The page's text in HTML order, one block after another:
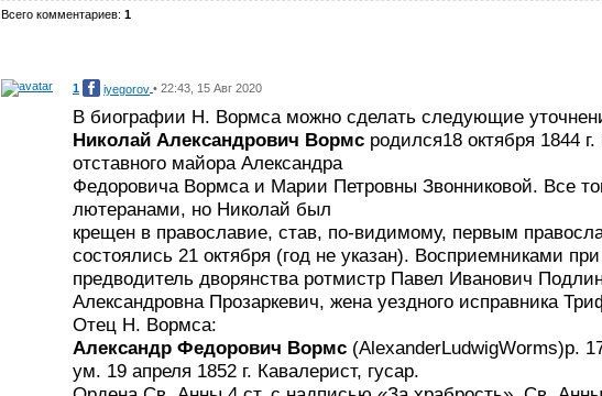
Всего комментариев: 1
1 iyegorov • 22:43, 15 Авг 2020
В биографии Н. Вормса можно сделать следующие
Николай Александрович Вормс родился18 октября 1844
отставного майора Александра
Федоровича Вормса и Марии Петровны Звонниковой. Все
лютеранами, но Николай был
крещен в православие, став, по-видимому, первым
состоялись 21 октября (год не указан). Восприемниками
предводитель дворянства ротмистр Павел Иванович
Александровна Прозаркевич, жена уездного исправника
Отец Н. Вормса:
Александр Федорович Вормс (AlexanderLudwigWorms)р.
ум. 19 апреля 1852 г. Кавалерист, гусар.